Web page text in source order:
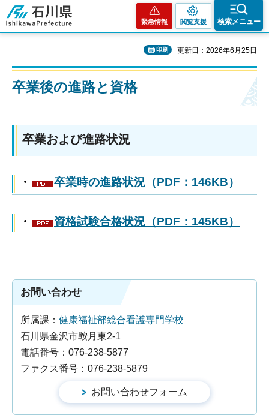
石川県
緊急情報 閲覧支援 検索メニュー
印刷 更新日：2026年6月25日
卒業後の進路と資格
卒業および進路状況
・ 卒業時の進路状況（PDF：146KB）
・ 資格試験合格状況（PDF：145KB）
お問い合わせ
所属課： 健康福祉部総合看護専門学校
石川県金沢市鞍月東2-1
電話番号：076-238-5877
ファクス番号：076-238-5879